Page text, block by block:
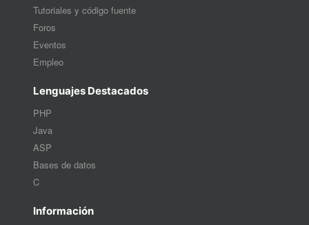
Tutoriales y código fuente
Foros
Eventos
Empleo
Lenguajes Destacados
PHP
Java
ASP
Bases de datos
C
Información